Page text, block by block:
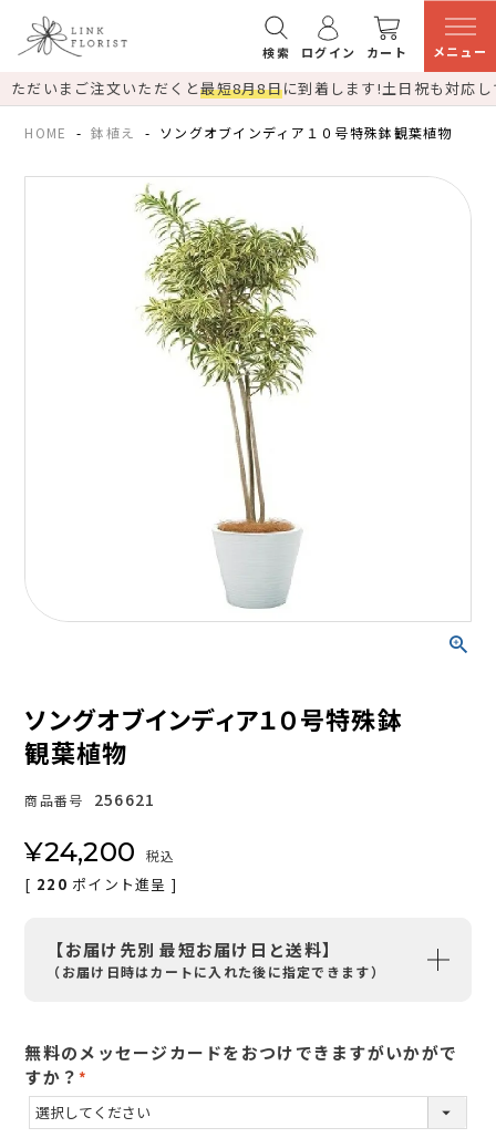
検索 ログイン カート メニュー
ただいまご注文いただくと最短8月8日に到着します!土日祝も対応
HOME 鉢植え ソングオブインディア１０号特殊鉢観葉植物
ソングオブインディア１０号特殊鉢
観葉植物
商品番号 256621
¥24,200 税込
[ 220 ポイント進呈 ]
【お届け先別 最短お届け日と送料】
（お届け日時はカートに入れた後に指定できます）
無料のメッセージカードをおつけできますがいかがで
すか？
(
必